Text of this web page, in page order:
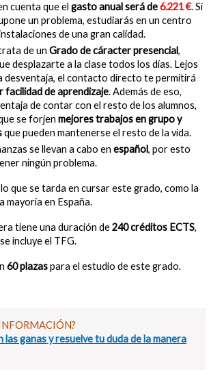
cuenta que el gasto anual será de6.221 €. Si
un problema, estudiarás en un centro
de una gran calidad.
de un Grado de cáracter presencial,
desplazarte a la clase todos los días. Lejos
desventaja, el contacto directo te permitirá
facilidad de aprendizaje. Además de eso,
de contar con el resto de los alumnos,
se forjen mejores trabajos en grupo y
que pueden mantenerse el resto de la vida.
se llevan a cabo en español, por esto
ningún problema.
que se tarda en cursar este grado, como la
mayoría en España.
tiene una duración de240 créditos ECTS,
incluye el TFG.
60 plazaspara el estudio de este grado.
las ganas y resuelve tu duda de la manera